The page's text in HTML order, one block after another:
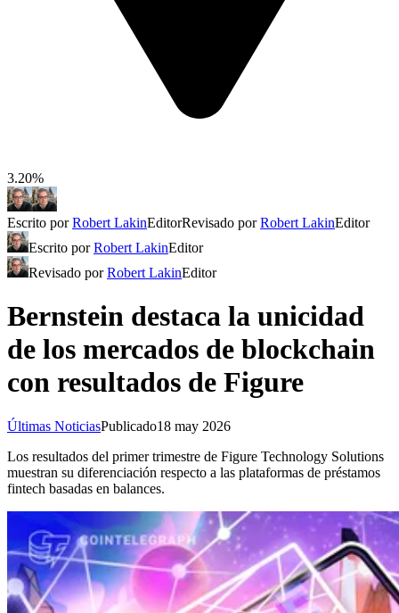
3.20%
Escrito porRobert LakinEditorRevisado porRobert LakinEditor
Escrito porRobert LakinEditor
Revisado porRobert LakinEditor
Bernstein destaca la unicidad
de los mercados de blockchain
con resultados de Figure
Últimas NoticiasPublicado18 may 2026
Los resultados del primer trimestre de Figure Technology Solutions
muestran su diferenciación respecto a las plataformas de préstamos
fintech basadas en balances.